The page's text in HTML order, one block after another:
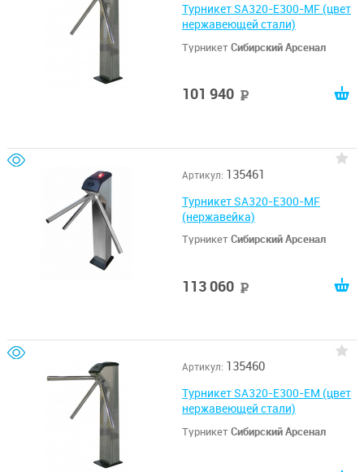
Турникет SA320-E300-MF (цвет
нержавеющей стали)
ТурникетСибирский Арсенал
101 940
Артикул: 135461
Турникет SA320-E300-MF
(нержавейка)
ТурникетСибирский Арсенал
113 060
Артикул: 135460
Турникет SA320-E300-EM (цвет
нержавеющей стали)
ТурникетСибирский Арсенал